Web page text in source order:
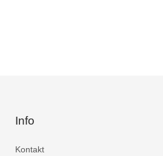
Info
Kontakt